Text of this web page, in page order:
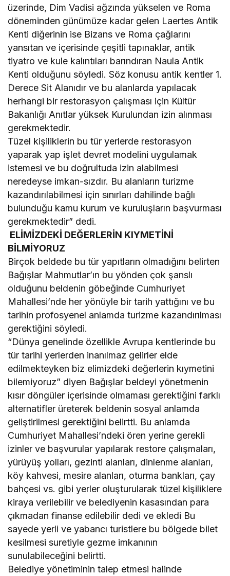
üzerinde, Dim Vadisi ağzında yükselen ve Roma
döneminden günümüze kadar gelen Laertes Antik
Kenti diğerinin ise Bizans ve Roma çağlarını
yansıtan ve içerisinde çeşitli tapınaklar, antik
tiyatro ve kule kalıntıları barındıran Naula Antik
Kenti olduğunu söyledi. Söz konusu antik kentler 1.
Derece Sit Alanıdır ve bu alanlarda yapılacak
herhangi bir restorasyon çalışması için Kültür
Bakanlığı Anıtlar yüksek Kurulundan izin alınması
gerekmektedir.
Tüzel kişiliklerin bu tür yerlerde restorasyon
yaparak yap işlet devret modelini uygulamak
istemesi ve bu doğrultuda izin alabilmesi
neredeyse imkan-sızdır. Bu alanların turizme
kazandırılabilmesi için sınırları dahilinde bağlı
bulunduğu kamu kurum ve kuruluşların başvurması
gerekmektedir” dedi.
ELİMİZDEKİ DEĞERLERİN KIYMETİNİ
BİLMİYORUZ
Birçok beldede bu tür yapıtların olmadığını belirten
Bağışlar Mahmutlar’ın bu yönden çok şanslı
olduğunu beldenin göbeğinde Cumhuriyet
Mahallesi’nde her yönüyle bir tarih yattığını ve bu
tarihin profosyenel anlamda turizme kazandırılması
gerektiğini söyledi.
“Dünya genelinde özellikle Avrupa kentlerinde bu
tür tarihi yerlerden inanılmaz gelirler elde
edilmekteyken biz elimizdeki değerlerin kıymetini
bilemiyoruz” diyen Bağışlar beldeyi yönetmenin
kısır döngüler içerisinde olmaması gerektiğini farklı
alternatifler üreterek beldenin sosyal anlamda
geliştirilmesi gerektiğini belirtti. Bu anlamda
Cumhuriyet Mahallesi’ndeki ören yerine gerekli
izinler ve başvurular yapılarak restore çalışmaları,
yürüyüş yolları, gezinti alanları, dinlenme alanları,
köy kahvesi, mesire alanları, oturma bankları, çay
bahçesi vs. gibi yerler oluşturularak tüzel kişiliklere
kiraya verilebilir ve belediyenin kasasından para
çıkmadan finanse edilebilir dedi ve ekledi Bu
sayede yerli ve yabancı turistlere bu bölgede bilet
kesilmesi suretiyle gezme imkanının
sunulabileceğini belirtti.
Belediye yönetiminin talep etmesi halinde